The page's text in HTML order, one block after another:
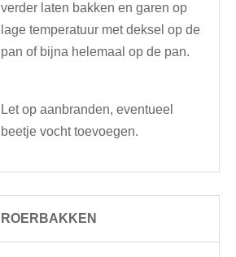
verder laten bakken en garen op
lage temperatuur met deksel op de
pan of bijna helemaal op de pan.
Let op aanbranden, eventueel
beetje vocht toevoegen.
ROERBAKKEN